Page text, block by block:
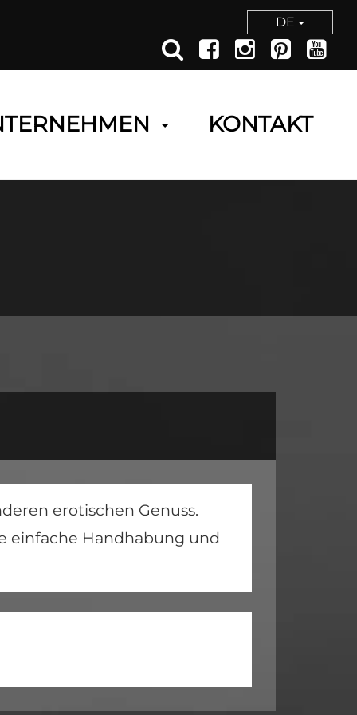
DE
KONTAKT
erotischen Genuss.
einfache Handhabung und